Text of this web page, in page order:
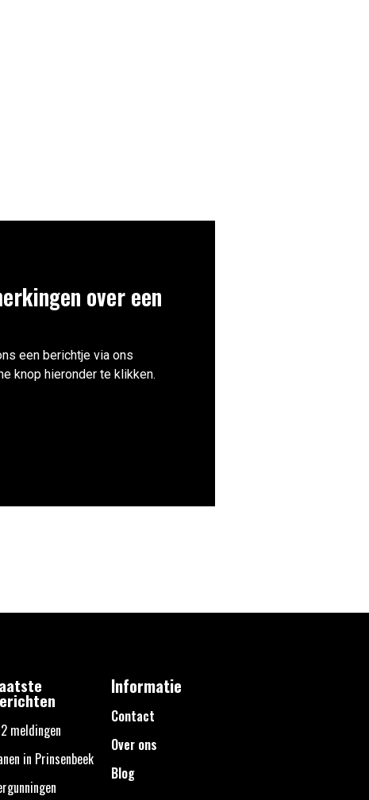
over een
een berichtje via ons
knop hieronder te klikken.
meldingen
in Prinsenbeek
Informatie
Contact
Over ons
Blog